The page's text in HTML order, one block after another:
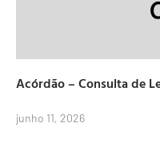
Acórdão – Consulta de
junho 11, 2026